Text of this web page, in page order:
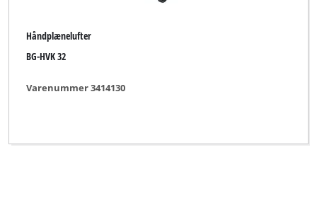
Håndplænelufter
BG-HVK 32
Varenummer 3414130